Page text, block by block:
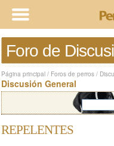
Foro de
Página principal / Foros de perros /
Discusión General
REPELENTES